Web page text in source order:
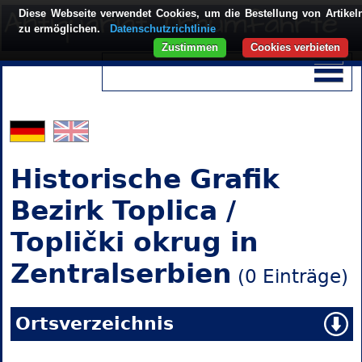
Historische Grafik
Bezirk Toplica /
Toplički okrug in
Zentralserbien (0 Einträge)
Ortsverzeichnis
Diese Webseite verwendet Cookies, um die Bestellung von
zu ermöglichen.
Datenschutzrichtlinie
Cookies verbieten
Zustimmen